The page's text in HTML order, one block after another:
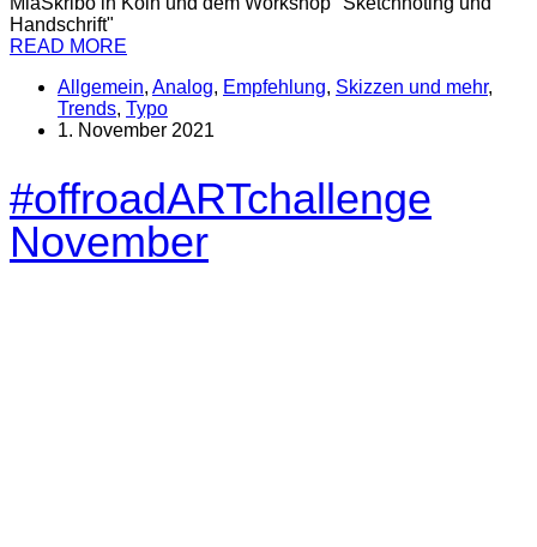
Handschrift"
READ MORE
Allgemein, Analog, Empfehlung, Skizzen und mehr,
Trends, Typo
1. November 2021
#offroadARTchallenge
November